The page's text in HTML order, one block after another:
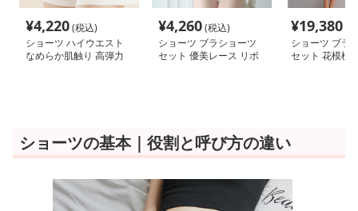
¥4,220(税込)
ショーツ ハイウエスト
なめらか肌触り 高弾力
¥4,260(税込)
ショーツ ブラショーツ
セット 優美レース リボ
¥19,380
ショーツ ブラ
セット 花模様
ショーツの基本｜役割と呼び方の違い